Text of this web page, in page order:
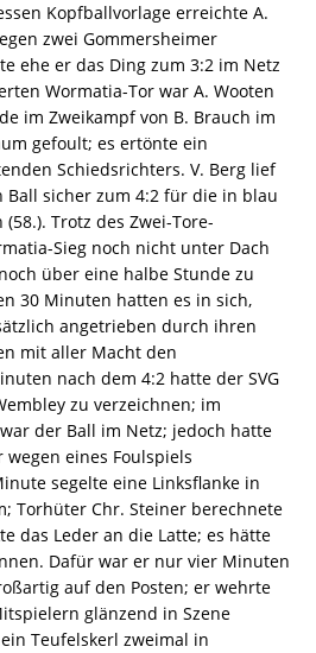
Kopfballvorlage erreichte A.
zwei Gommersheimer
ehe er das Ding zum 3:2 im Netz
Wormatia-Tor war A. Wooten
im Zweikampf von B. Brauch im
gefoult; es ertönte ein
Schiedsrichters. V. Berg lief
sicher zum 4:2 für die in blau
Trotz des Zwei-Tore-
Sieg noch nicht unter Dach
über eine halbe Stunde zu
30 Minuten hatten es in sich,
angetrieben durch ihren
mit aller Macht den
nach dem 4:2 hatte der SVG
zu verzeichnen; im
der Ball im Netz; jedoch hatte
eines Foulspiels
segelte eine Linksflanke in
Torhüter Chr. Steiner berechnete
das Leder an die Latte; es hätte
Dafür war er nur vier Minuten
auf den Posten; er wehrte
glänzend in Szene
Teufelskerl zweimal in